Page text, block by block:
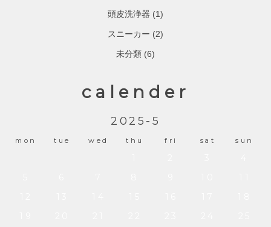
頭皮洗浄器 (1)
スニーカー (2)
未分類 (6)
calender
2025-5
mon tue wed thu fri sat sun